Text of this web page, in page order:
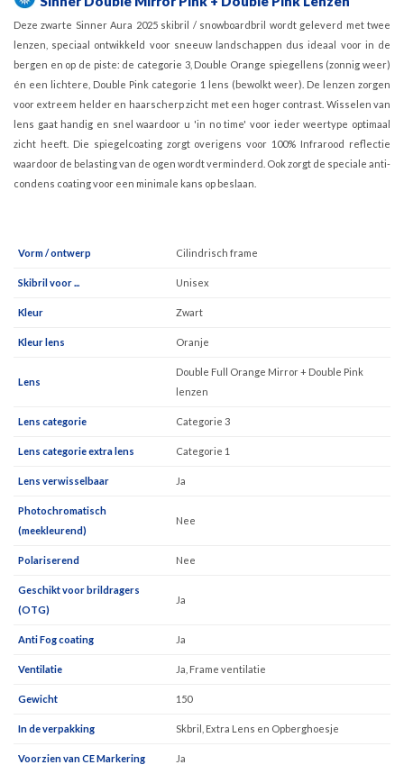
Deze zwarte Sinner Aura 2025 skibril / snowboardbril wordt geleverd met twee
lenzen, speciaal ontwikkeld voor sneeuw landschappen dus ideaal voor in de
bergen en op de piste: de categorie 3, Double Orange spiegellens (zonnig weer)
én een lichtere, Double Pink categorie 1 lens (bewolkt weer). De lenzen zorgen
voor extreem helder en haarscherp zicht met een hoger contrast. Wisselen van
lens gaat handig en snel waardoor u 'in no time' voor ieder weertype optimaal
zicht heeft. Die spiegelcoating zorgt overigens voor 100% Infrarood reflectie
waardoor de belasting van de ogen wordt verminderd. Ook zorgt de speciale anti-
condens coating voor een minimale kans op beslaan.
Vorm / ontwerp Cilindrisch frame
Skibril voor ... Unisex
Kleur Zwart
Kleur lens Oranje
Lens
Double Full Orange Mirror + Double Pink
lenzen
Lens categorie Categorie 3
Lens categorie extra lens Categorie 1
Lens verwisselbaar Ja
Photochromatisch
(meekleurend)
Nee
Polariserend Nee
Geschikt voor brildragers
(OTG)
Ja
Anti Fog coating Ja
Ventilatie Ja, Frame ventilatie
Gewicht 150
In de verpakking Skbril, Extra Lens en Opberghoesje
Voorzien van CE Markering Ja